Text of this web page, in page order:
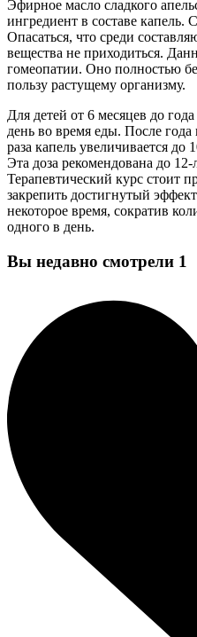
Эфирное масло сладкого
ингредиент в составе капель.
Опасаться, что среди
вещества не приходиться.
гомеопатии. Оно полностью
пользу растущему организму.
Для детей от 6 месяцев до
день во время еды. После
раза капель увеличивается до
Эта доза рекомендована до 12-
Терапевтический курс стоит
закрепить достигнутый
некоторое время, сократив
одного в день.
Вы недавно смотрели 1